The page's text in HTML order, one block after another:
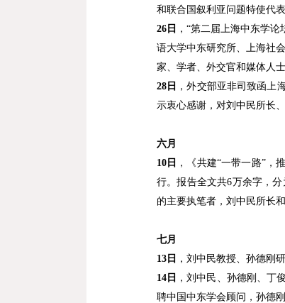
和联合国叙利亚问题特使代
26 日 ， “第二届上海中东学论
语大学中东研究所、上海社
家、学者、外交官和媒体人
28 日 ，外交部亚非司致函上
示衷心感谢，对刘中民所长
六月
10 日 ，《共建“一带一路”，
行。报告全文共6万余字，
的主要执笔者，刘中民所长
七月
13 日 ，刘中民教授、孙德刚
14 日 ，刘中民、孙德刚、丁
聘中国中东学会顾问，孙德